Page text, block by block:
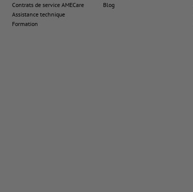
Contrats de service AMECare
Assistance technique
Formation
Blog